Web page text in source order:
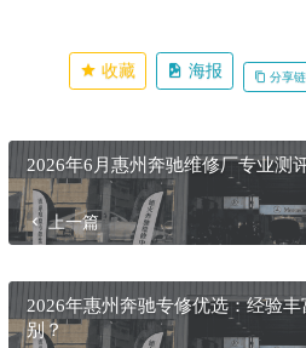
收藏 海报 分享
2026年6月惠州奔驰维修厂专业测
上一篇
2026年惠州奔驰专修优选：经验
别？